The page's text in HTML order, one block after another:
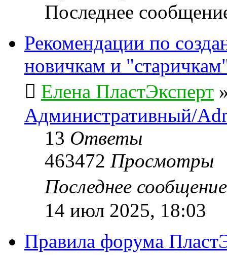
Последнее
Рекомендации по
новичкам и
Елена ПластЭксперт
Административный/
13 Ответы
463472 Просмотры
Последнее
14 июл 2025, 18:03
Правила форума